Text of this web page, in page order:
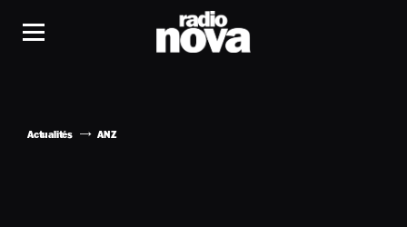
Actualités ANZ